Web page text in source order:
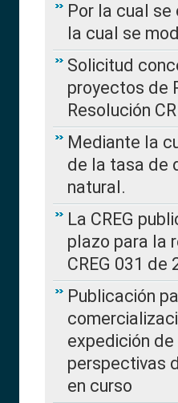
Por la cual se
la cual se
Solicitud
proyectos de
Resolución
Mediante la
de la tasa de
natural.
La CREG
plazo para la
CREG 031 de
Publicación
expedición de
perspectivas
en curso